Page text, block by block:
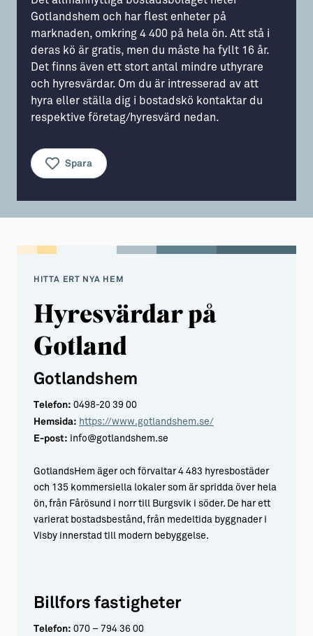
Aktiviteter
Sustainable Plejs
Möten & kongresser
Hansestaden världsarv
Almedalsveckan
Visby Centrum
→ Gutamål och gotländska
Allt om bostad
→ Hyra bostad
→ Köpa bostad
Allt om livet på Ön
→ Föreningsliv
→ Idrottsliv
→ Tonårsliv
Barn & Familj
Gotlandshem och har flest enheter på
marknaden, omkring 4 400 på hela ön. Att stå i
deras kö är gratis, men du måste ha fyllt 16 år.
Det finns även ett stort antal mindre uthyrare
och hyresvärdar. Om du är intresserad av att
hyra eller ställa dig i bostadskö kontaktar du
respektive företag/hyresvärd nedan.
Spara
HITTA ERT NYA HEM
Hyresvärdar på
Gotland
Gotlandshem
Telefon: 0498-20 39 00
Hemsida: https://www.gotlandshem.se/
E-post: info@gotlandshem.se
GotlandsHem äger och förvaltar 4 483 hyresbostäder
och 135 kommersiella lokaler som är spridda över hela
ön, från Fårösund i norr till Burgsvik i söder. De har ett
varierat bostadsbestånd, från medeltida byggnader i
Visby innerstad till modern bebyggelse.
Billfors fastigheter
Telefon: 070 – 794 36 00